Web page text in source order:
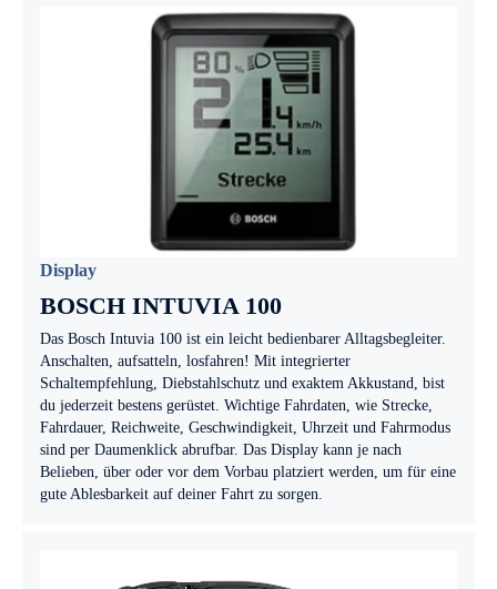
Display
BOSCH INTUVIA 100
Das Bosch Intuvia 100 ist ein leicht bedienbarer Alltagsbegleiter.
Anschalten, aufsatteln, losfahren! Mit integrierter
Schaltempfehlung, Diebstahlschutz und exaktem Akkustand, bist
du jederzeit bestens gerüstet. Wichtige Fahrdaten, wie Strecke,
Fahrdauer, Reichweite, Geschwindigkeit, Uhrzeit und Fahrmodus
sind per Daumenklick abrufbar. Das Display kann je nach
Belieben, über oder vor dem Vorbau platziert werden, um für eine
gute Ablesbarkeit auf deiner Fahrt zu sorgen.